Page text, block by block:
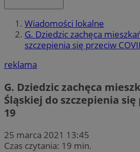
Wiadomości lokalne
G. Dziedzic zachęca
szczepienia się przeciw
reklama
G. Dziedzic zachęca
Śląskiej do szczepienia się
19
25 marca 2021 13:45
Czas czytania: 19 min.